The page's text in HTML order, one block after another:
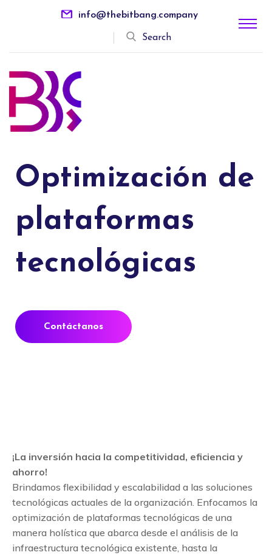
info@thebitbang.company
Search
Optimización de
plataformas
tecnológicas
Contáctanos
¡La inversión hacia la competitividad, eficiencia y
ahorro!
Brindamos flexibilidad y escalabilidad a las soluciones
tecnológicas actuales de la organización. Enfocamos la
optimización de plataformas tecnológicas de una
manera holística que abarca desde el análisis de la
infraestructura tecnológica existente, hasta la